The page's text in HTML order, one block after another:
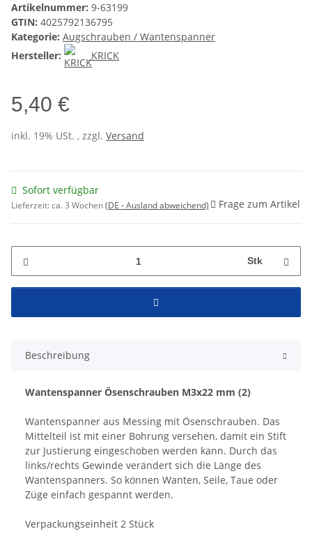
Artikelnummer: 9-63199
GTIN: 4025792136795
Kategorie: Augschrauben / Wantenspanner
Hersteller:
KRICK
5,40 €
inkl. 19% USt. , zzgl. Versand
Sofort verfügbar
Lieferzeit:ca. 3 Wochen(DE - Ausland abweichend) Frage zum Artikel
Stk
Beschreibung
Wantenspanner Ösenschrauben M3x22 mm (2)
Wantenspanner aus Messing mit Ösenschrauben. Das
Mittelteil ist mit einer Bohrung versehen, damit ein Stift
zur Justierung eingeschoben werden kann. Durch das
links/rechts Gewinde verändert sich die Länge des
Wantenspanners. So können Wanten, Seile, Taue oder
Züge einfach gespannt werden.
Verpackungseinheit 2 Stück